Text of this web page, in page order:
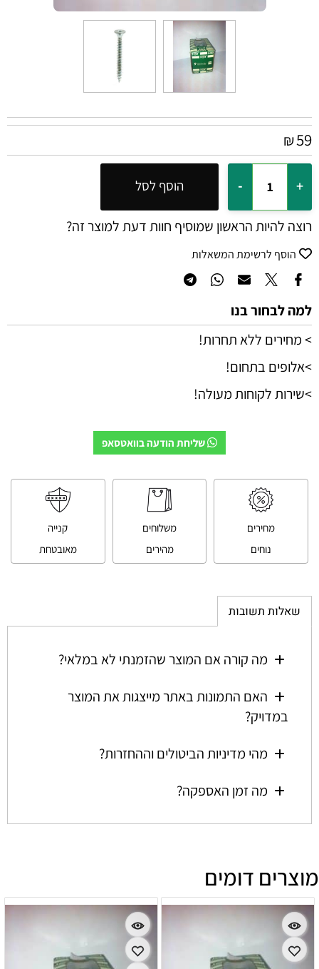
₪59
הוסף לסל
רוצה להיות הראשון שמוסיף חוות דעת למוצר זה?
הוסף לרשימת המשאלות
למה לבחור בנו
> מחירים ללא תחרות!
>אלופים בתחום!
>שירות לקוחות מעולה!
שליחת הודעה בוואטסאפ
מחירים
נוחים
משלוחים
מהירים
קנייה
מאובטחת
שאלות תשובות
מה קורה אם המוצר שהזמנתי לא במלאי?
האם התמונות באתר מייצגות את המוצר
במדויק?
מהי מדיניות הביטולים וההחזרות?
מה זמן האספקה?
מוצרים דומים